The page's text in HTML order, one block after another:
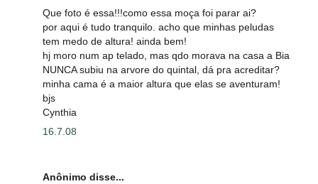
Que foto é essa!!!como essa moça foi parar ai?
por aqui é tudo tranquilo. acho que minhas peludas
tem medo de altura! ainda bem!
hj moro num ap telado, mas qdo morava na casa a Bia
NUNCA subiu na arvore do quintal, dá pra acreditar?
minha cama é a maior altura que elas se aventuram!
bjs
Cynthia
16.7.08
Anônimo disse...